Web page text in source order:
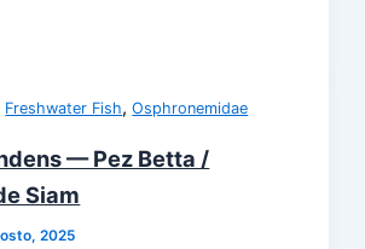
Freshwater Fish,Osphronemidae
— Pez Betta /
Siam
2025